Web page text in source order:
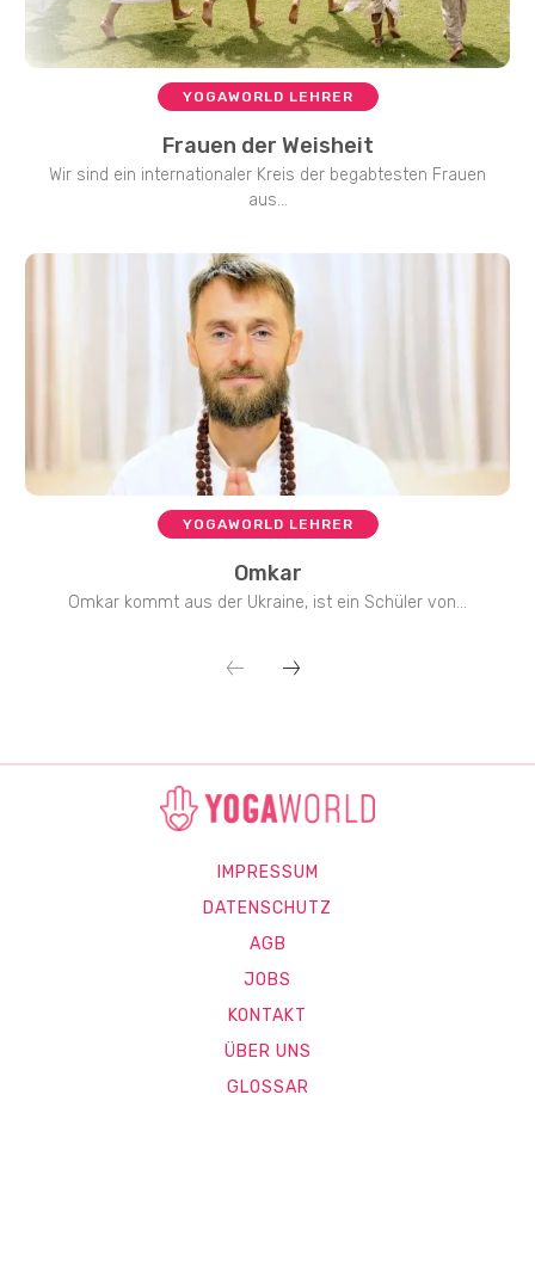
YOGAWORLD LEHRER
Frauen der Weisheit
Wir sind ein internationaler Kreis der begabtesten Frauen
aus...
YOGAWORLD LEHRER
Omkar
Omkar kommt aus der Ukraine, ist ein Schüler von...
IMPRESSUM
DATENSCHUTZ
AGB
JOBS
KONTAKT
ÜBER UNS
GLOSSAR